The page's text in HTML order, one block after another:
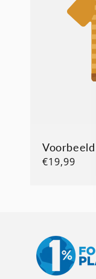
Normale
€19,99